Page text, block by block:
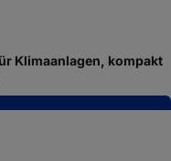
Klimaanlagen, kompakt